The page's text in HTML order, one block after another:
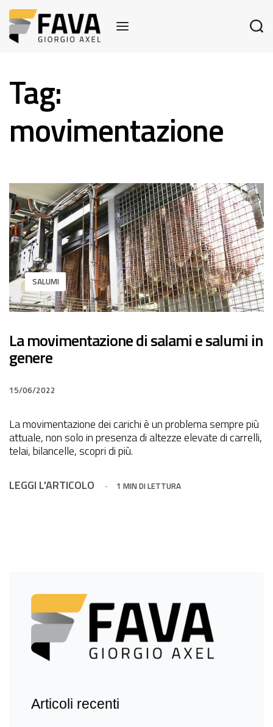
Tag:
movimentazione
SALUMI
La movimentazione di salami e salumi in
genere
15/06/2022
La movimentazione dei carichi è un problema sempre più
attuale, non solo in presenza di altezze elevate di carrelli,
telai, bilancelle, scopri di più.
LEGGI L'ARTICOLO 1 MIN DI LETTURA
Articoli recenti